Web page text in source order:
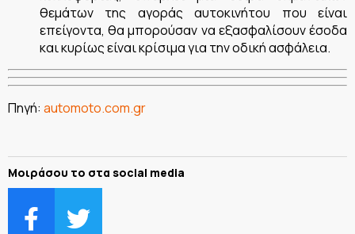
θεμάτων της αγοράς αυτοκινήτου που είναι
επείγοντα, θα μπορούσαν να εξασφαλίσουν έσοδα
και κυρίως είναι κρίσιμα για την οδική ασφάλεια.
Πηγή: automoto.com.gr
Μοιράσου το στα social media